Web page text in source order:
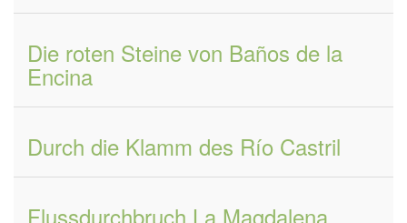
Die roten Steine von Baños de la
Encina
Durch die Klamm des Río Castril
Flussdurchbruch La Magdalena